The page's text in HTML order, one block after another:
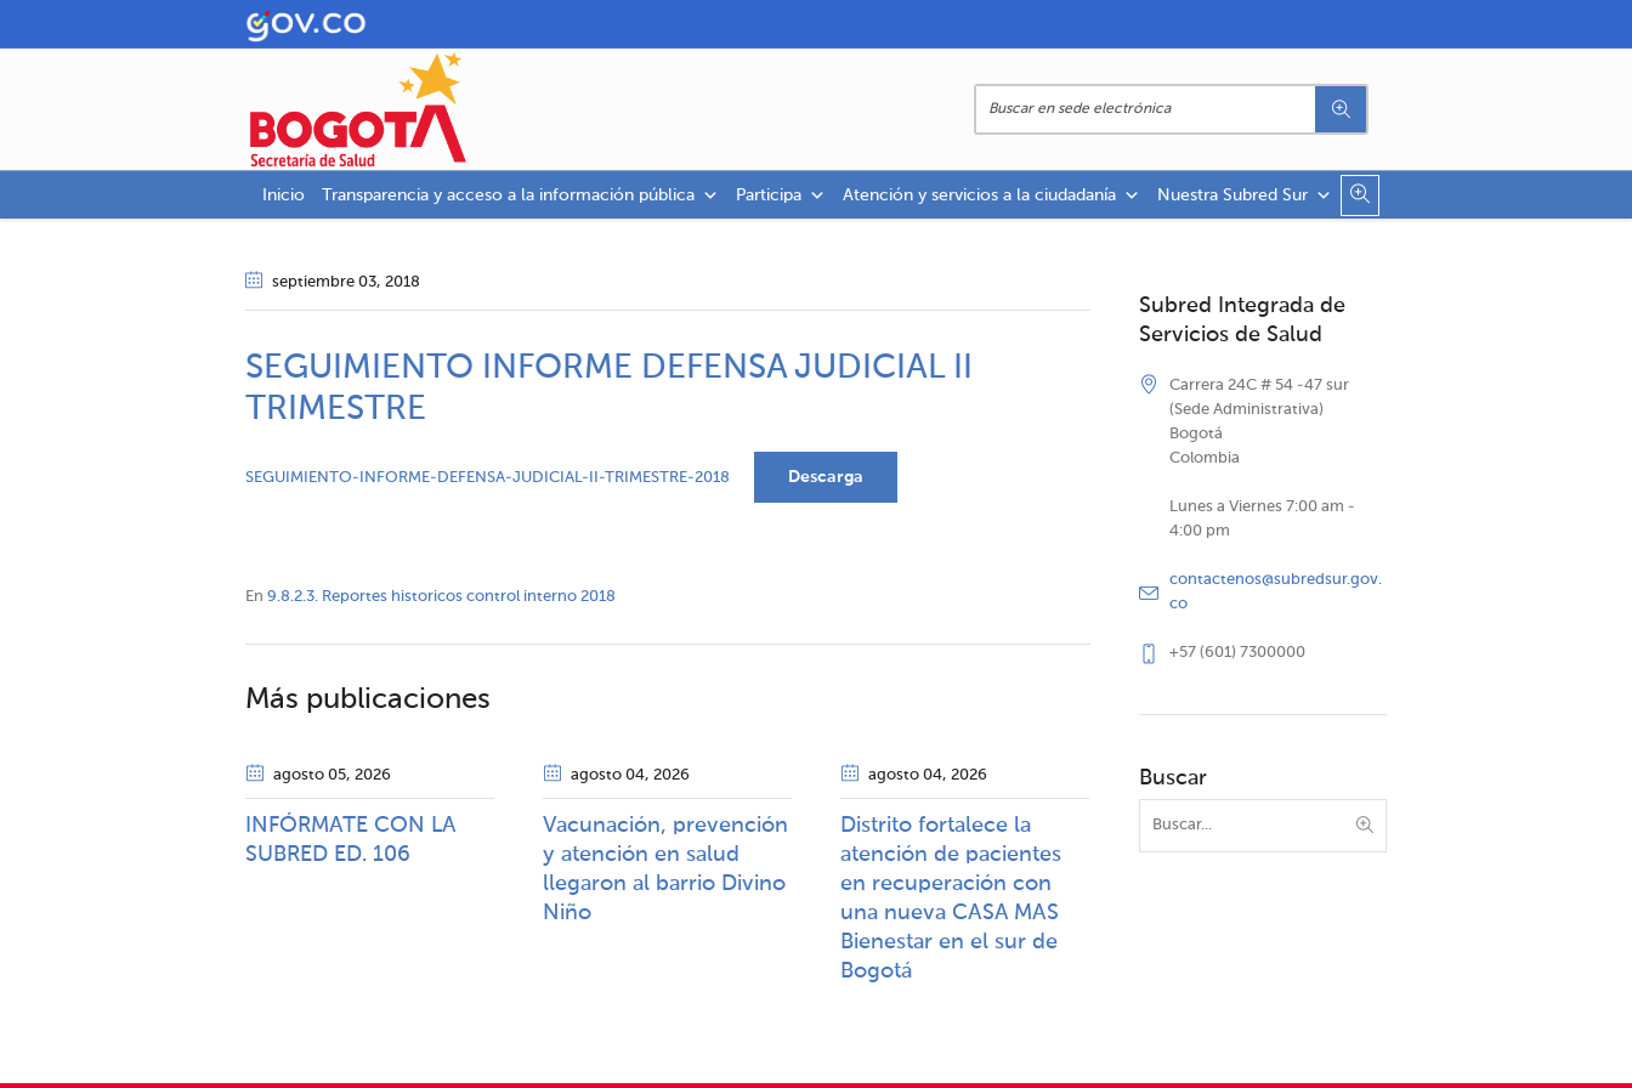
Inicio Transparencia y acceso a la información pública Participa Atención y servicios a la ciudadanía Nuestra Subred Sur
septiembre 03, 2018
SEGUIMIENTO INFORME DEFENSA JUDICIAL II
TRIMESTRE
SEGUIMIENTO-INFORME-DEFENSA-JUDICIAL-II-TRIMESTRE-2018 Descarga
En 9.8.2.3. Reportes historicos control interno 2018
Más publicaciones
agosto 05, 2026
INFÓRMATE CON LA
SUBRED ED. 106
agosto 04, 2026
Vacunación, prevención
y atención en salud
llegaron al barrio Divino
Niño
agosto 04, 2026
Distrito fortalece la
atención de pacientes
en recuperación con
una nueva CASA MAS
Bienestar en el sur de
Bogotá
Subred Integrada de
Servicios de Salud
Carrera 24C # 54 -47 sur
(Sede Administrativa)
Bogotá
Colombia
Lunes a Viernes 7:00 am -
4:00 pm
contactenos@subredsur.gov.
co
+57 (601) 7300000
Buscar